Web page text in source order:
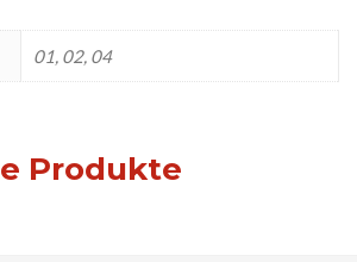
01, 02, 04
Produkte